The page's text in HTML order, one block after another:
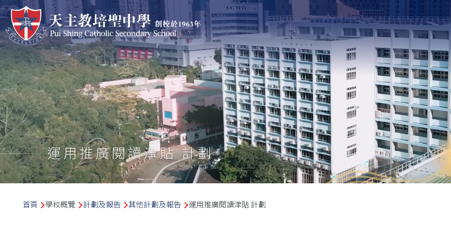
移至主內容
運用推廣閱讀津貼 計劃
航
首頁 學校概覽 計劃及報告 其他計劃及報告 運用推廣閱讀津貼 計劃